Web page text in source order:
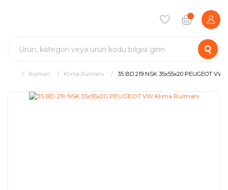
Rulman Klima Rulmanı 35 BD 219 NSK 35x55x20 PEUGEOT VW